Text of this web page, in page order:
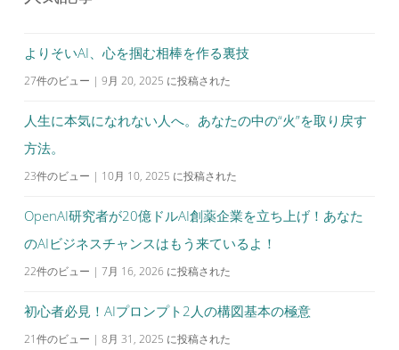
シ
ョ
よりそいAI、心を掴む相棒を作る裏技
27件のビュー | 9月 20, 2025 に投稿された
人生に本気になれない人へ。あなたの中の“火”を取り戻す
方法。
23件のビュー | 10月 10, 2025 に投稿された
OpenAI研究者が20億ドルAI創薬企業を立ち上げ！あなた
のAIビジネスチャンスはもう来ているよ！
22件のビュー | 7月 16, 2026 に投稿された
初心者必見！AIプロンプト2人の構図基本の極意
21件のビュー | 8月 31, 2025 に投稿された